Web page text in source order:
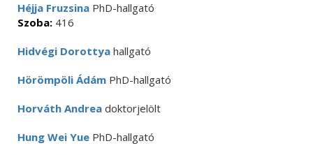
Héjja Fruzsina PhD-hallgató
Szoba: 416
Hidvégi Dorottya hallgató
Hörömpöli Ádám PhD-hallgató
Horváth Andrea doktorjelölt
Hung Wei Yue PhD-hallgató